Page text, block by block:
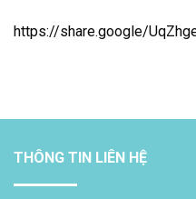
https://share.google/
THÔNG TIN LIÊN HỆ